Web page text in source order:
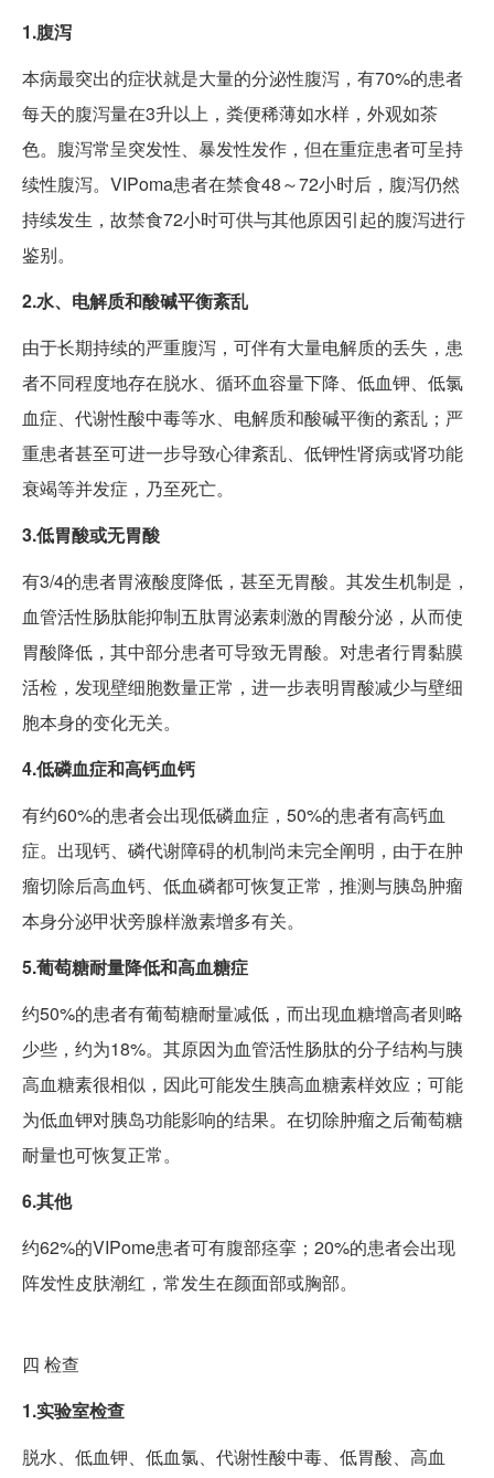
1.腹泻
本病最突出的症状就是大量的分泌性腹泻，有70%的患者
每天的腹泻量在3升以上，粪便稀薄如水样，外观如茶
色。腹泻常呈突发性、暴发性发作，但在重症患者可呈持
续性腹泻。VIPoma患者在禁食48～72小时后，腹泻仍然
持续发生，故禁食72小时可供与其他原因引起的腹泻进行
鉴别。
2.水、电解质和酸碱平衡紊乱
由于长期持续的严重腹泻，可伴有大量电解质的丢失，患
者不同程度地存在脱水、循环血容量下降、低血钾、低氯
血症、代谢性酸中毒等水、电解质和酸碱平衡的紊乱；严
重患者甚至可进一步导致心律紊乱、低钾性肾病或肾功能
衰竭等并发症，乃至死亡。
3.低胃酸或无胃酸
有3/4的患者胃液酸度降低，甚至无胃酸。其发生机制是，
血管活性肠肽能抑制五肽胃泌素刺激的胃酸分泌，从而使
胃酸降低，其中部分患者可导致无胃酸。对患者行胃黏膜
活检，发现壁细胞数量正常，进一步表明胃酸减少与壁细
胞本身的变化无关。
4.低磷血症和高钙血钙
有约60%的患者会出现低磷血症，50%的患者有高钙血
症。出现钙、磷代谢障碍的机制尚未完全阐明，由于在肿
瘤切除后高血钙、低血磷都可恢复正常，推测与胰岛肿瘤
本身分泌甲状旁腺样激素增多有关。
5.葡萄糖耐量降低和高血糖症
约50%的患者有葡萄糖耐量减低，而出现血糖增高者则略
少些，约为18%。其原因为血管活性肠肽的分子结构与胰
高血糖素很相似，因此可能发生胰高血糖素样效应；可能
为低血钾对胰岛功能影响的结果。在切除肿瘤之后葡萄糖
耐量也可恢复正常。
6.其他
约62%的VIPome患者可有腹部痉挛；20%的患者会出现
阵发性皮肤潮红，常发生在颜面部或胸部。
四 检查
1.实验室检查
脱水、低血钾、低血氯、代谢性酸中毒、低胃酸、高血